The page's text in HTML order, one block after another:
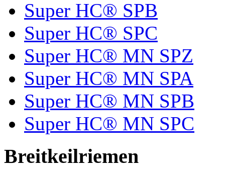
Super HC® SPB
Super HC® SPC
Super HC® MN SPZ
Super HC® MN SPA
Super HC® MN SPB
Super HC® MN SPC
Breitkeilriemen